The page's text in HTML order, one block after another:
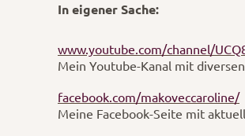
In eigener Sache:
www.youtube.com/channel/
Mein Youtube-Kanal mit
facebook.com/makoveccaroline/
Meine Facebook-Seite mit